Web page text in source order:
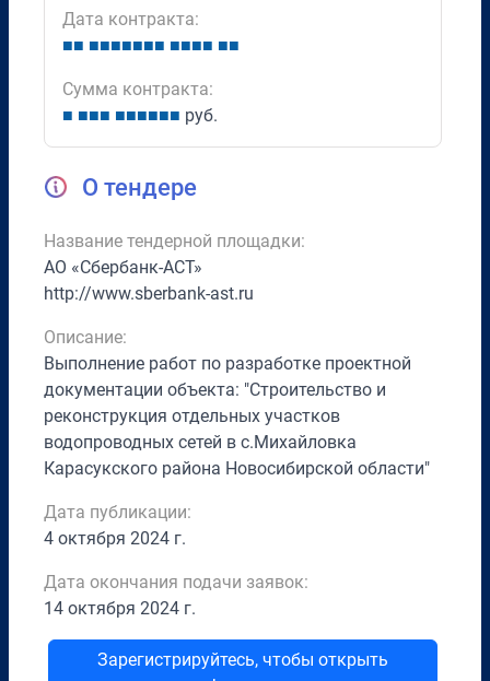
Дата контракта:
■■ ■■■■■■■ ■■■■ ■■
Сумма контракта:
■ ■■■ ■■■■■■ руб.
О тендере
Название тендерной площадки:
АО «Сбербанк-АСТ»
http://www.sberbank-ast.ru
Описание:
Выполнение работ по разработке проектной
документации объекта: "Строительство и
реконструкция отдельных участков
водопроводных сетей в с.Михайловка
Карасукского района Новосибирской области"
Дата публикации:
4 октября 2024 г.
Дата окончания подачи заявок:
14 октября 2024 г.
Зарегистрируйтесь, чтобы открыть